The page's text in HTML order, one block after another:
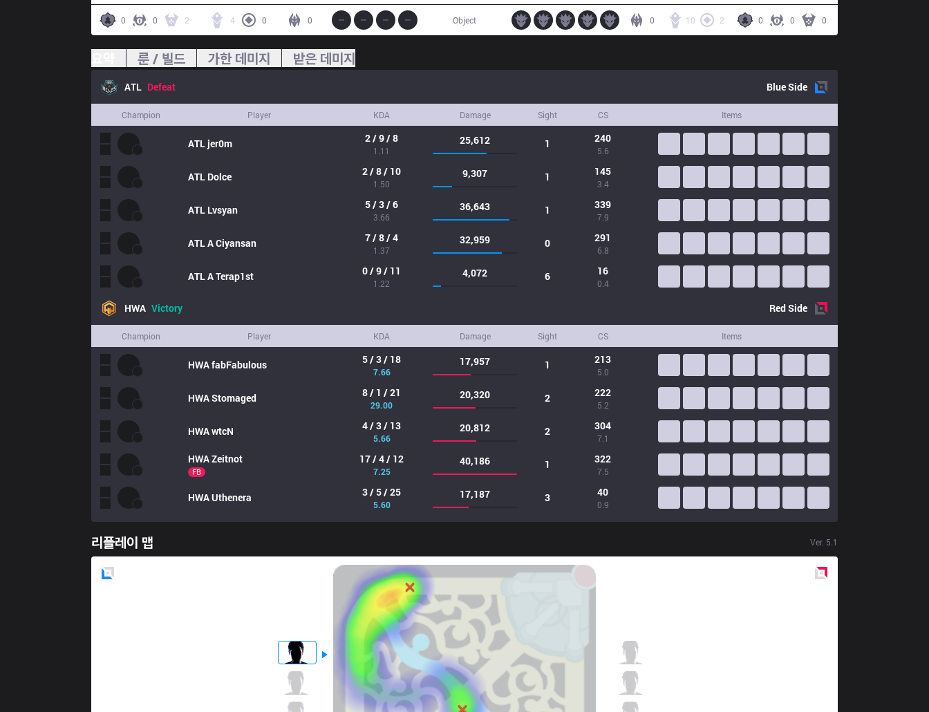
0 0 2 4 0 0 0 0 0
10 2
0
Object
룬 / 빌드 가한 데미지 받은 데미지
ATL Defeat BlueSide
Champion Player KDA Damage Sight CS Items
ATLjer0m 2 / 9 / 8
1.11
25,612 1 240
5.6
ATL Dolce 2 / 8 / 10
1.50
9,307 1 145
3.4
ATL Lvsyan 5 / 3 / 6
3.66
36,643 1 339
7.9
ATLA Ciyansan 7 / 8 / 4
1.37
32,959 0 291
6.8
ATLA Terap1st 0 / 9 / 11
1.22
4,072 6 16
0.4
HWA Victory RedSide
Champion Player KDA Damage Sight CS Items
HWAfabFabulous 5 / 3 / 18
7.66
17,957 1 213
5.0
HWAStomaged 8 / 1 / 21
29.00
20,320 2 222
5.2
HWAwtcN 4 / 3 / 13
5.66
20,812 2 304
7.1
HWAZeitnot
FB
17 / 4 / 12
7.25
40,186 1 322
7.5
HWAUthenera 3 / 5 / 25
5.60
17,187 3 40
0.9
리플레이 맵 Ver. 5.1